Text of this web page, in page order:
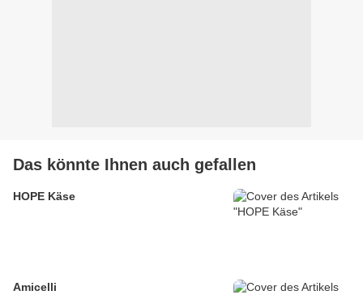
Das könnte Ihnen auch gefallen
HOPE Käse
Amicelli